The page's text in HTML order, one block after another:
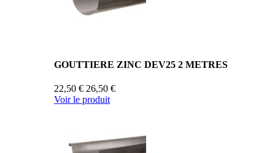
GOUTTIERE ZINC DEV25 2 METRES
22,50 € 26,50 €
Voir le produit